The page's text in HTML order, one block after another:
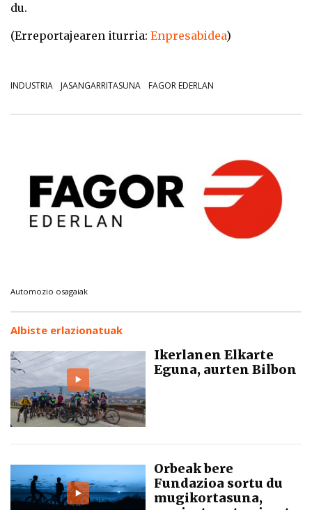
du.
(Erreportajearen iturria: Enpresabidea)
INDUSTRIA JASANGARRITASUNA FAGOR EDERLAN
Automozio osagaiak
Albiste erlazionatuak
Ikerlanen Elkarte
Eguna, aurten Bilbon
Orbeak bere
Fundazioa sortu du
mugikortasuna,